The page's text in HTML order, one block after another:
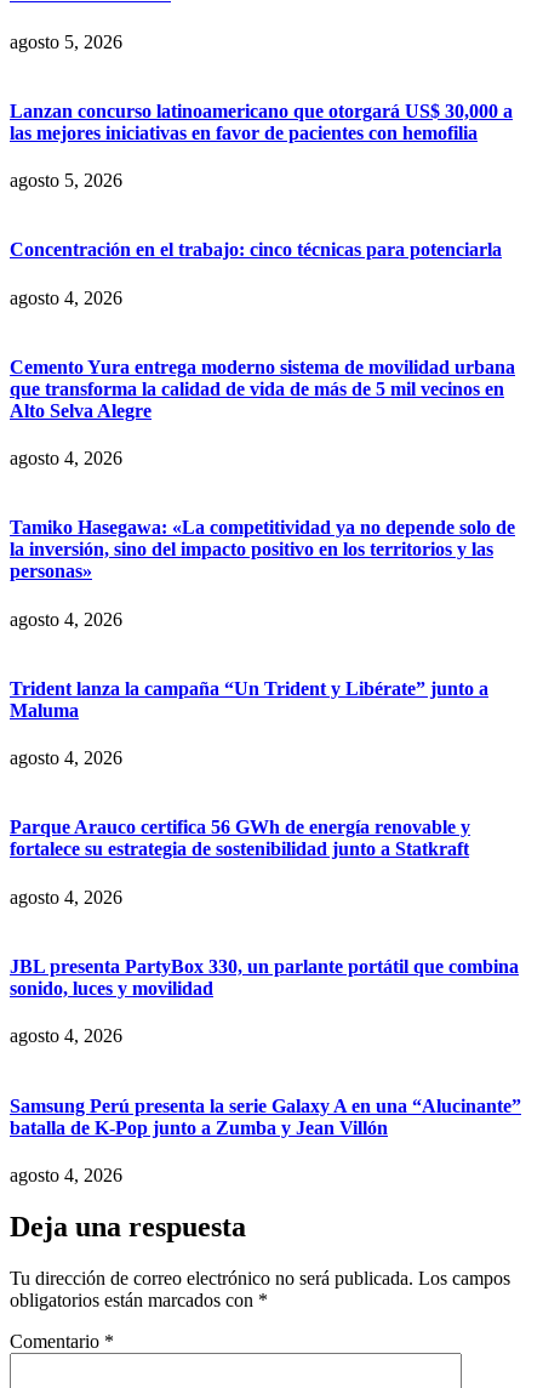
agosto 5, 2026
Lanzan concurso latinoamericano que otorgará US$ 30,000 a
las mejores iniciativas en favor de pacientes con hemofilia
agosto 5, 2026
Concentración en el trabajo: cinco técnicas para potenciarla
agosto 4, 2026
Cemento Yura entrega moderno sistema de movilidad urbana
que transforma la calidad de vida de más de 5 mil vecinos en
Alto Selva Alegre
agosto 4, 2026
Tamiko Hasegawa: «La competitividad ya no depende solo de
la inversión, sino del impacto positivo en los territorios y las
personas»
agosto 4, 2026
Trident lanza la campaña “Un Trident y Libérate” junto a
Maluma
agosto 4, 2026
Parque Arauco certifica 56 GWh de energía renovable y
fortalece su estrategia de sostenibilidad junto a Statkraft
agosto 4, 2026
JBL presenta PartyBox 330, un parlante portátil que combina
sonido, luces y movilidad
agosto 4, 2026
Samsung Perú presenta la serie Galaxy A en una “Alucinante”
batalla de K-Pop junto a Zumba y Jean Villón
agosto 4, 2026
Deja una respuesta
Tu dirección de correo electrónico no será publicada. Los campos
obligatorios están marcados con *
Comentario *